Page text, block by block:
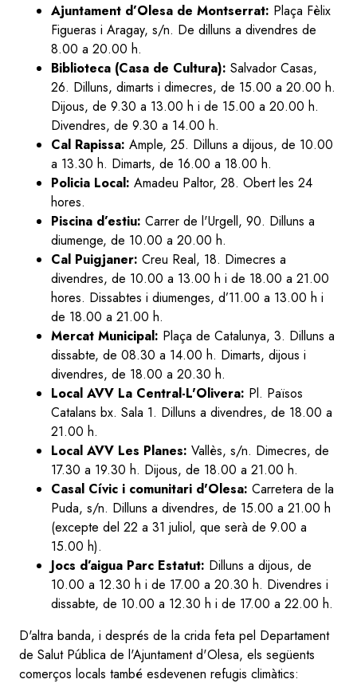
Ajuntament d’Olesa de Montserrat: Plaça Fèlix
Figueras i Aragay, s/n. De dilluns a divendres de
8.00 a 20.00 h.
Biblioteca (Casa de Cultura): Salvador Casas,
26. Dilluns, dimarts i dimecres, de 15.00 a 20.00 h.
Dijous, de 9.30 a 13.00 h i de 15.00 a 20.00 h.
Divendres, de 9.30 a 14.00 h.
Cal Rapissa: Ample, 25. Dilluns a dijous, de 10.00
a 13.30 h. Dimarts, de 16.00 a 18.00 h.
Policia Local: Amadeu Paltor, 28. Obert les 24
hores.
Piscina d’estiu: Carrer de l'Urgell, 90. Dilluns a
diumenge, de 10.00 a 20.00 h.
Cal Puigjaner: Creu Real, 18. Dimecres a
divendres, de 10.00 a 13.00 h i de 18.00 a 21.00
hores. Dissabtes i diumenges, d’11.00 a 13.00 h i
de 18.00 a 21.00 h.
Mercat Municipal: Plaça de Catalunya, 3. Dilluns a
dissabte, de 08.30 a 14.00 h. Dimarts, dijous i
divendres, de 18.00 a 20.30 h.
Local AVV La Central-L'Olivera: Pl. Països
Catalans bx. Sala 1. Dilluns a divendres, de 18.00 a
21.00 h.
Local AVV Les Planes: Vallès, s/n. Dimecres, de
17.30 a 19.30 h. Dijous, de 18.00 a 21.00 h.
Casal Cívic i comunitari d'Olesa: Carretera de la
Puda, s/n. Dilluns a divendres, de 15.00 a 21.00 h
(excepte del 22 a 31 juliol, que serà de 9.00 a
15.00 h).
Jocs d’aigua Parc Estatut: Dilluns a dijous, de
10.00 a 12.30 h i de 17.00 a 20.30 h. Divendres i
dissabte, de 10.00 a 12.30 h i de 17.00 a 22.00 h.
D'altra banda, i després de la crida feta pel Departament
de Salut Pública de l'Ajuntament d'Olesa, els següents
comerços locals també esdevenen refugis climàtics: